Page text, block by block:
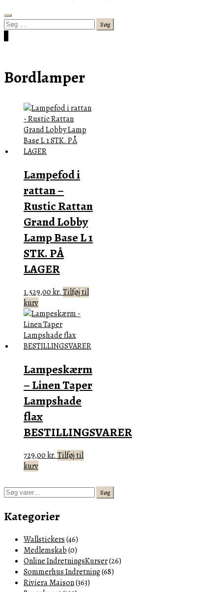
Search
Søg
efter:
Bordlamper
Lampefod i
rattan –
Rustic Rattan
Grand Lobby
Lamp Base L 1
STK. PÅ
LAGER
1.529,00kr. Tilføj til
kurv
Lampeskærm
– Linen Taper
Lampshade
flax
BESTILLINGSVARER
729,00kr. Tilføj til
kurv
Søg
Søg
Kategorier
Wallstickers(46)
Medlemskab(0)
Online IndretningsKurser(26)
Sommerhus Indretning(68)
Riviera Maison(363)